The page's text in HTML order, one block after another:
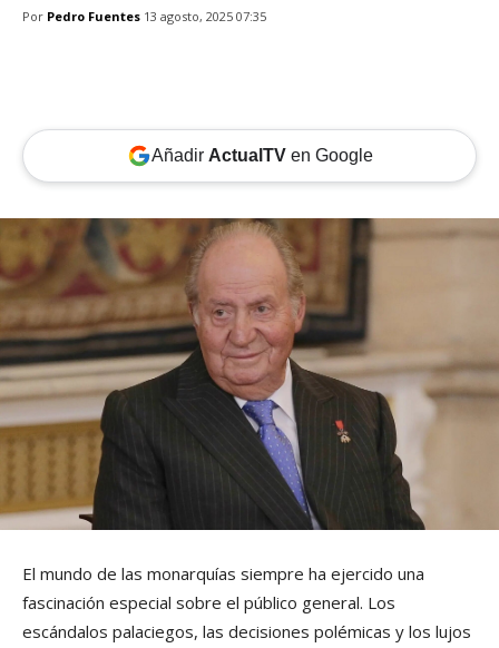
Por Pedro Fuentes 13 agosto, 2025 07:35
Añadir ActualTVen Google
El mundo de las monarquías siempre ha ejercido una
fascinación especial sobre el público general. Los
escándalos palaciegos, las decisiones polémicas y los lujos